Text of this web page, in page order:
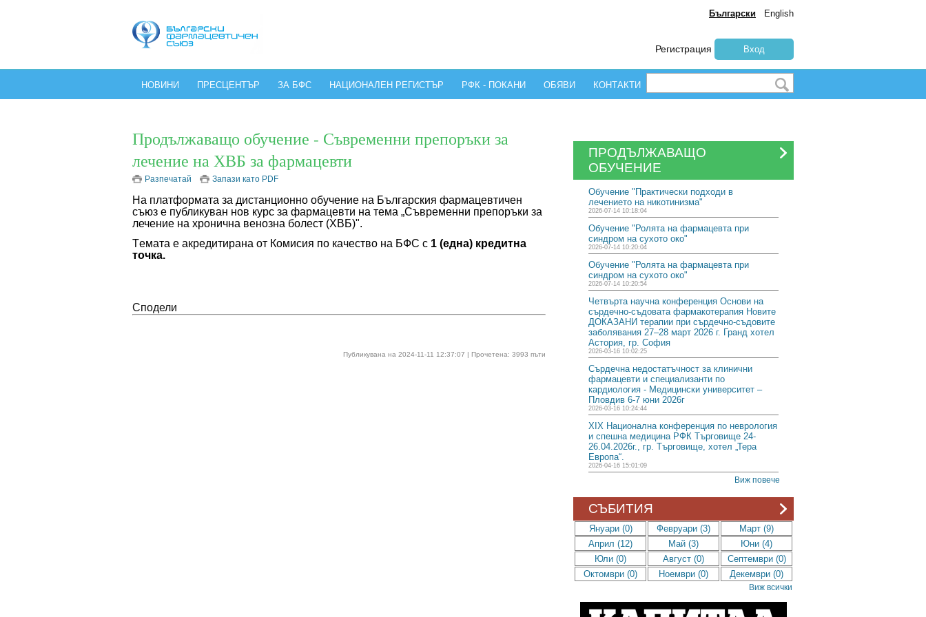
Български English
Регистрация Вход
НОВИНИ ПРЕСЦЕНТЪР ЗА БФС НАЦИОНАЛЕН РЕГИСТЪР РФК - ПОКАНИ ОБЯВИ КОНТАКТИ
Продължаващо обучение - Съвременни препоръки за
лечение на ХВБ за фармацевти
Разпечатай Запази като PDF
На платформата за дистанционно обучение на Българския фармацевтичен
съюз е публикуван нов курс за фармацевти на тема „Съвременни препоръки за
лечение на хронична венозна болест (ХВБ)".
Tемата е акредитирана от Комисия по качество на БФС с 1 (една) кредитна
точка.
Сподели
Публикувана на 2024-11-11 12:37:07 | Прочетена: 3993 пъти
ПРОДЪЛЖАВАЩО
ОБУЧЕНИЕ
Обучение "Практически подходи в
лечението на никотинизма"
2026-07-14 10:18:04
Обучение "Ролята на фармацевта при
синдром на сухото око"
2026-07-14 10:20:04
Обучение "Ролята на фармацевта при
синдром на сухото око"
2026-07-14 10:20:54
Четвърта научна конференция Основи на
сърдечно-съдовата фармакотерапия Новите
ДОКАЗАНИ терапии при сърдечно-съдовите
заболявания 27–28 март 2026 г. Гранд хотел
Астория, гр. София
2026-03-16 10:02:25
Сърдечна недостатъчност за клинични
фармацевти и специализанти по
кардиология - Медицински университет –
Пловдив 6-7 юни 2026г
2026-03-16 10:24:44
XIX Национална конференция по неврология
и спешна медицина РФК Търговище 24-
26.04.2026г., гр. Търговище, хотел „Тера
Европа“.
2026-04-16 15:01:09
Виж повече
СЪБИТИЯ
Януари (0) Февруари (3)
Март (9)
Април (12)
Май (3)
Юни (4)
Юли (0)
Август (0)
Септември (0)
Октомври (0)
Ноември (0) Декември (0)
Виж всички